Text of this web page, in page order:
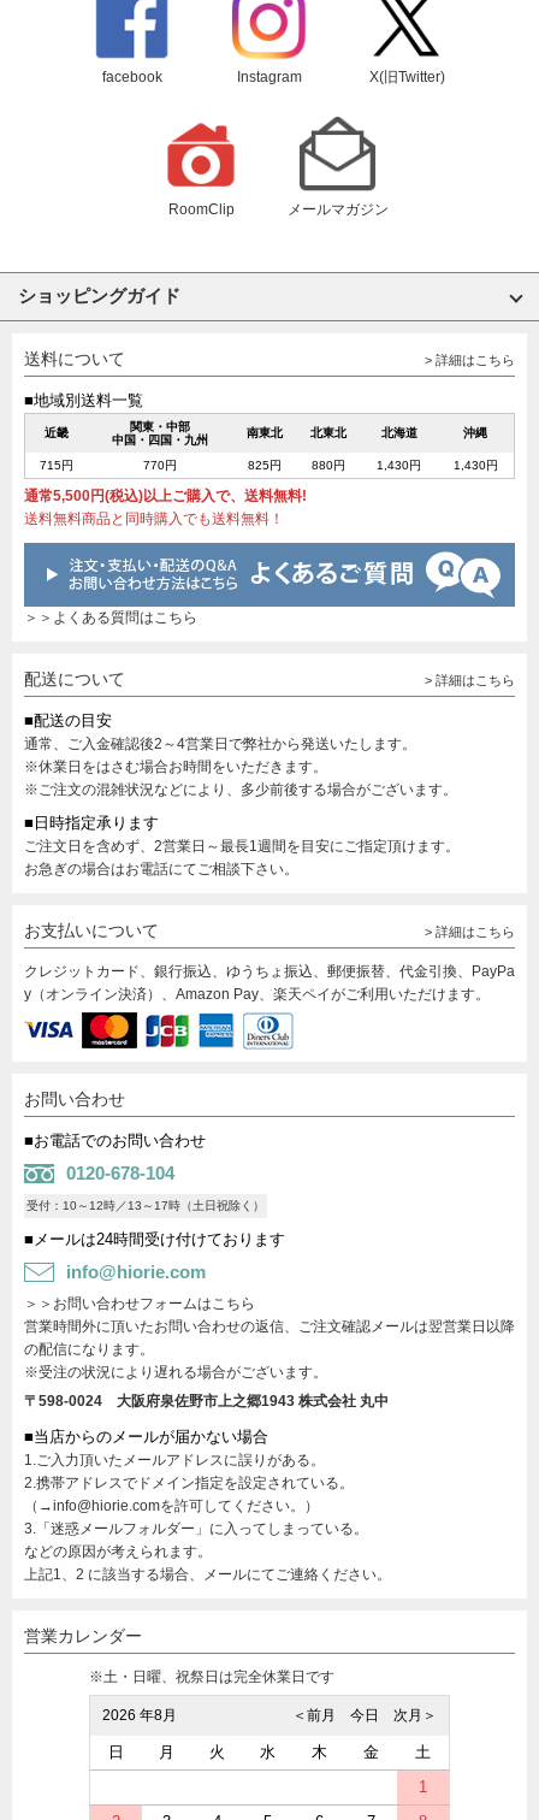
facebook Instagram X(旧Twitter)
RoomClip メールマガジン
ショッピングガイド
送料について > 詳細はこちら
■地域別送料一覧
近畿
関東・中部
中国・四国・九州
南東北 北東北 北海道 沖縄
715円 770円 825円 880円 1,430円 1,430円
通常5,500円(税込)以上ご購入で、送料無料!
送料無料商品と同時購入でも送料無料！
＞＞よくある質問はこちら
配送について > 詳細はこちら
■配送の目安
通常、ご入金確認後2～4営業日で弊社から発送いたします。
※休業日をはさむ場合お時間をいただきます。
※ご注文の混雑状況などにより、多少前後する場合がございます。
■日時指定承ります
ご注文日を含めず、2営業日～最長1週間を目安にご指定頂けます。
お急ぎの場合はお電話にてご相談下さい。
お支払いについて > 詳細はこちら
クレジットカード、銀行振込、ゆうちょ振込、郵便振替、代金引換、PayPa
y（オンライン決済）、Amazon Pay、楽天ペイがご利用いただけます。
お問い合わせ
■お電話でのお問い合わせ
0120-678-104
受付：10～12時／13～17時（土日祝除く）
■メールは24時間受け付けております
info@hiorie.com
＞＞お問い合わせフォームはこちら
営業時間外に頂いたお問い合わせの返信、ご注文確認メールは翌営業日以降
の配信になります。
※受注の状況により遅れる場合がございます。
〒598-0024 大阪府泉佐野市上之郷1943 株式会社 丸中
■当店からのメールが届かない場合
1.ご入力頂いたメールアドレスに誤りがある。
2.携帯アドレスでドメイン指定を設定されている。
（→info@hiorie.comを許可してください。）
3.「迷惑メールフォルダー」に入ってしまっている。
などの原因が考えられます。
上記1、2 に該当する場合、メールにてご連絡ください。
営業カレンダー
※土・日曜、祝祭日は完全休業日です
2026 年8月 次月＞
今日
＜前月
日 月 火 水 木 金
土
1